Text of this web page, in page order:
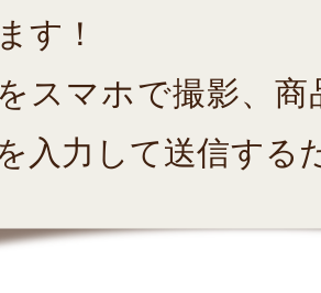
す！
スマホで撮影、
入力して送信する